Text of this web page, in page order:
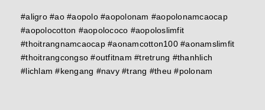
#aligro #ao #aopolo #aopolonam #aopolonamcaocap
#aopolocotton #aopolococo #aopoloslimfit
#thoitrangnamcaocap #aonamcotton100 #aonamslimfit
#thoitrangcongso #outfitnam #tretrung #thanhlich
#lichlam #kengang #navy #trang #theu #polonam